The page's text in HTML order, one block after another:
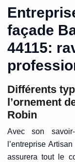
façade
44115:
Différents
l’ornement
Robin
Avec son
l’entreprise
assurera tout le